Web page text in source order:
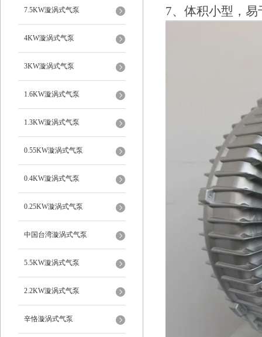
7.5KW漩涡式气泵
4KW漩涡式气泵
3KW漩涡式气泵
1.6KW漩涡式气泵
1.3KW漩涡式气泵
0.55KW漩涡式气泵
0.4KW漩涡式气泵
0.25KW漩涡式气泵
中国台湾漩涡式气泵
5.5KW漩涡式气泵
2.2KW漩涡式气泵
辛恪漩涡式气泵
7、体积小型，